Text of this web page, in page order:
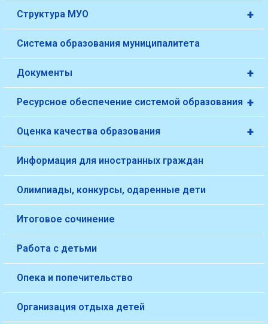
+
Структура МУО
Система образования муниципалитета
+
Документы
+
Ресурсное обеспечение системой образования
+
Оценка качества образования
Информация для иностранных граждан
Олимпиады, конкурсы, одаренные дети
Итоговое сочинение
Работа с детьми
Опека и попечительство
Организация отдыха детей